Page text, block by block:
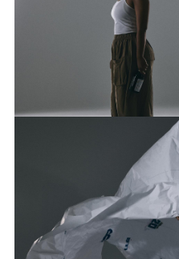
蔻兒亭．阿道
《Pa’icel x
潘巴奈
《remakat